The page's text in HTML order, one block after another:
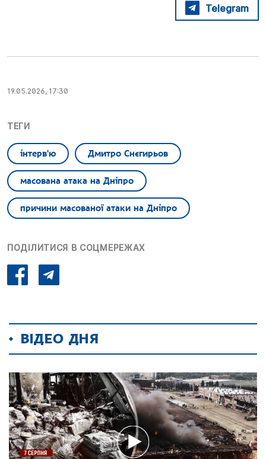
Telegram
19.05.2026, 17:30
ТЕГИ
інтерв'ю Дмитро Снєгирьов
масована атака на Дніпро
причини масованої атаки на Дніпро
ПОДІЛИТИСЯ В СОЦМЕРЕЖАХ
ВІДЕО ДНЯ